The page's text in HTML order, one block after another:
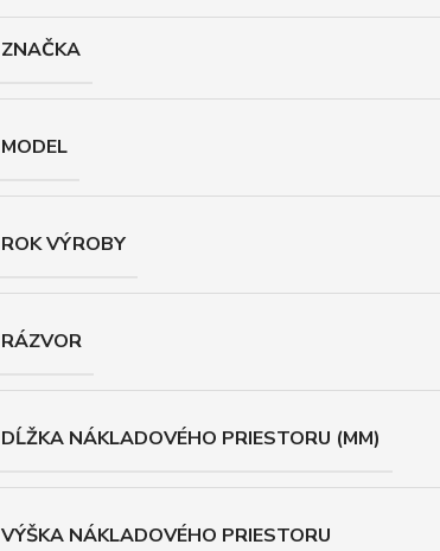
ZNAČKA
MODEL
ROK VÝROBY
RÁZVOR
DĹŽKA NÁKLADOVÉHO PRIESTORU (MM)
VÝŠKA NÁKLADOVÉHO PRIESTORU